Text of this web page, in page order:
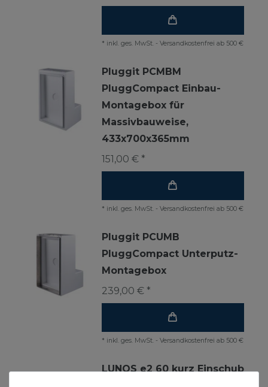
* inkl. ges. MwSt. - Versandkostenfrei ab 500 €
Pluggit PCMBM
PluggCompact Einbau-
Montagebox für
Massivbauweise,
433x700x365mm
151,00 € *
* inkl. ges. MwSt. - Versandkostenfrei ab 500 €
Pluggit PCUMB
PluggCompact Unterputz-
Montagebox
239,00 € *
* inkl. ges. MwSt. - Versandkostenfrei ab 500 €
LUNOS e2 60 kurz Einschub